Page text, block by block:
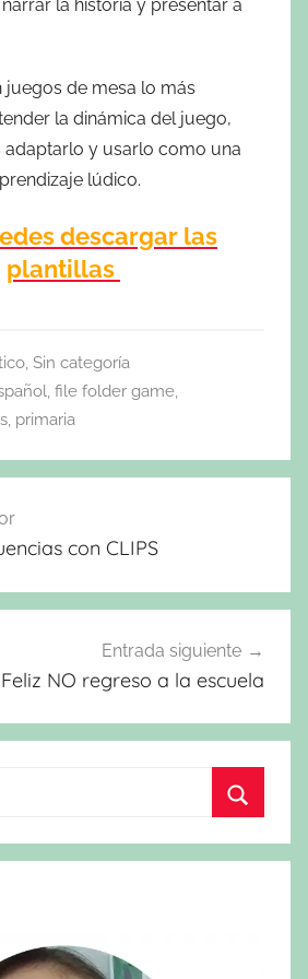
la historia y presentar a
juegos de mesa lo más
la dinámica del juego,
adaptarlo y usarlo como una
lúdico.
descargar las
plantillas
, Sin categoría
, file folder game,
, primaria
con CLIPS
Entrada siguiente
Feliz NO regreso a la escuela